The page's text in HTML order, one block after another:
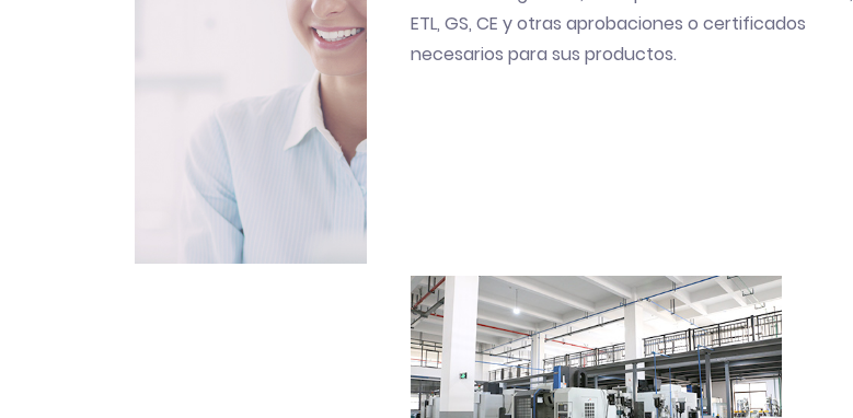
ETL, GS, CE y otras aprobaciones o certificados
necesarios para sus productos.